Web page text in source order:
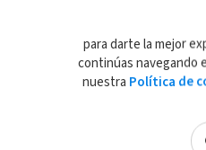
de aterrizajepara darte la mejor
continúas navegando
nuestra Política de